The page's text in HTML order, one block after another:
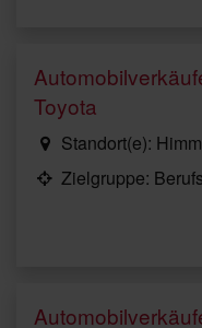
Toyota
Standort(e):
Zielgruppe: